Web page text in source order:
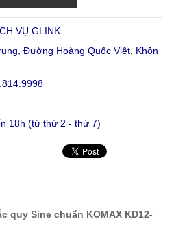
VỤ GLINK
Đường Hoàng Quốc Việt, Khôn
18h (từ thứ 2 - thứ 7)
quy Sine chuẩn KOMAX KD12-